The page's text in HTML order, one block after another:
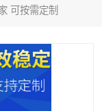
可按需定制
波打片成型机
成型机